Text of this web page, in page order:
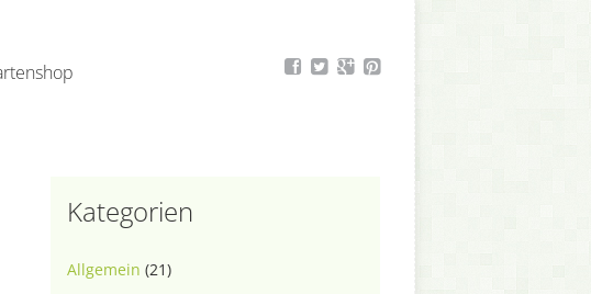
Kategorien
Allgemein (21)